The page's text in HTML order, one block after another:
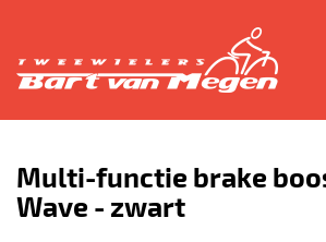
Multi-functie brake
Wave - zwart